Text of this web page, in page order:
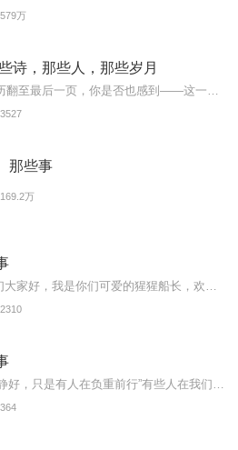
579万
诗，那些人，那些岁月
3527
那些事
169.2万
2310
364